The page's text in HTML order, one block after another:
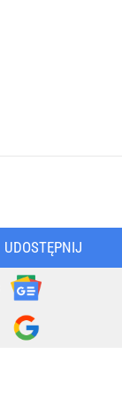
UDOSTĘPNIJ